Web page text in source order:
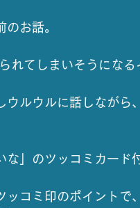
お話。
れてしまいそうになる
ルウルに話しながら
な」のツッコミカー
ッコミ印のポイントで